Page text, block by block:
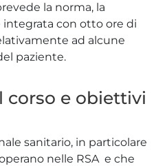
la norma, la
integrata con otto ore di
ad alcune
paziente.
corso e obiettivi
sanitario, in particolare
nelle RSA e che